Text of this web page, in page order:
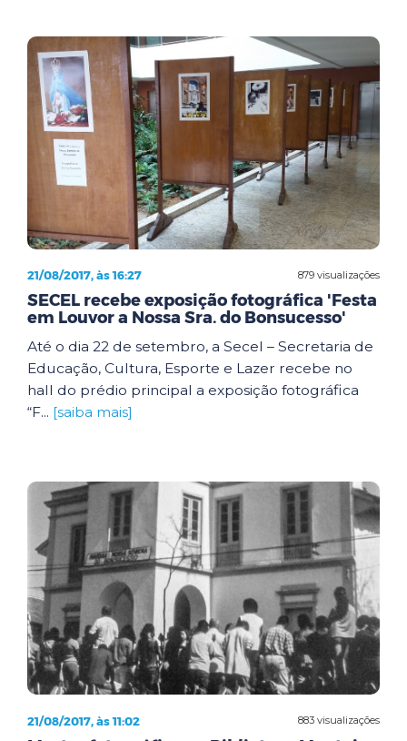
879 visualizações
21/08/2017, às 16:27
SECEL recebe exposição fotográfica 'Festa
em Louvor a Nossa Sra. do Bonsucesso'
Até o dia 22 de setembro, a Secel – Secretaria de
Educação, Cultura, Esporte e Lazer recebe no
hall do prédio principal a exposição fotográfica
“F... [saiba mais]
883 visualizações
21/08/2017, às 11:02